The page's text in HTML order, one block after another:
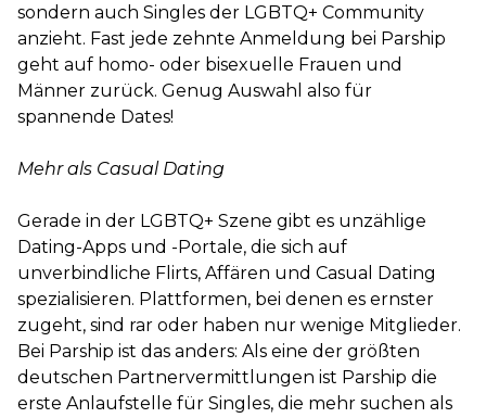
sondern auch Singles der LGBTQ+ Community
anzieht. Fast jede zehnte Anmeldung bei Parship
geht auf homo- oder bisexuelle Frauen und
Männer zurück. Genug Auswahl also für
spannende Dates!
Mehr als Casual Dating
Gerade in der LGBTQ+ Szene gibt es unzählige
Dating-Apps und -Portale, die sich auf
unverbindliche Flirts, Affären und Casual Dating
spezialisieren. Plattformen, bei denen es ernster
zugeht, sind rar oder haben nur wenige Mitglieder.
Bei Parship ist das anders: Als eine der größten
deutschen Partnervermittlungen ist Parship die
erste Anlaufstelle für Singles, die mehr suchen als